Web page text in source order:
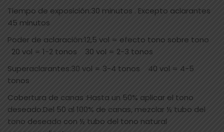
Tiempo de exposición:30 minutos . Excepto aclarantes
45 minutos
Poder de aclaración:12,5 vol = efecto tono sobre tono
20 vol = 1-2 tonos 30 vol = 2-3 tonos
Superaclarantes:30 vol = 3-4 tonos 40 vol = 4-5
tonos
Cobertura de canas :Hasta un 50% aplicar el tono
deseado.Del 50 al 100% de canas, mezclar ½ tubo del
tono deseado con ½ tubo del tono natural